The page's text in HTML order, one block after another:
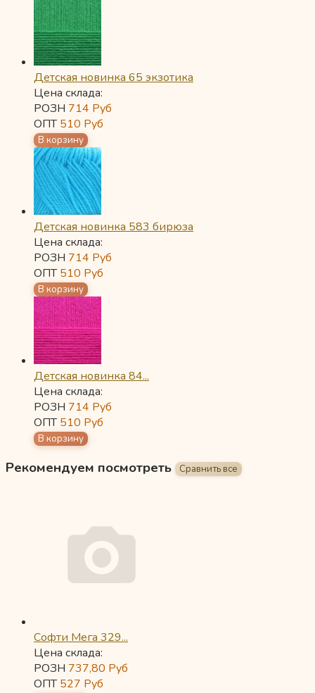
Детская новинка 65 экзотика
Цена склада:
РОЗН 714 Руб
ОПТ510 Руб
Детская новинка 583 бирюза
Цена склада:
РОЗН 714 Руб
ОПТ510 Руб
Детская новинка 84...
Цена склада:
РОЗН 714 Руб
ОПТ510 Руб
Рекомендуем посмотреть
Софти Мега 329...
Цена склада:
РОЗН 737,80 Руб
ОПТ527 Руб